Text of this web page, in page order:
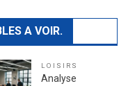
A VOIR.
LOISIRS
Analyse